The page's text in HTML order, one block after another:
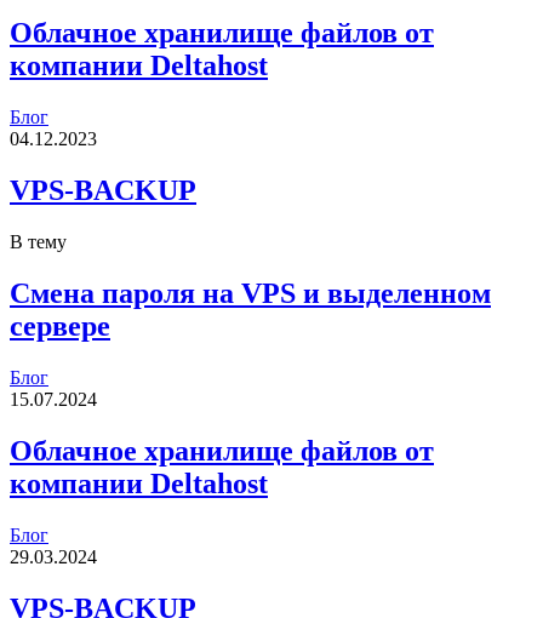
Облачное хранилище файлов от
компании Deltahost
Блог
04.12.2023
VPS-BACKUP
В тему
Смена пароля на VPS и выделенном
сервере
Блог
15.07.2024
Облачное хранилище файлов от
компании Deltahost
Блог
29.03.2024
VPS-BACKUP